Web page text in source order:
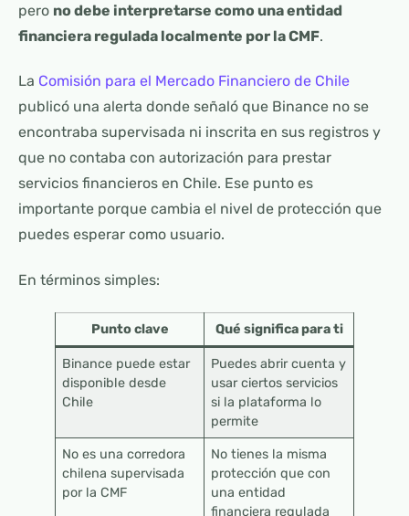
pero no debe interpretarse como una entidad
financiera regulada localmente por la CMF.
La Comisión para el Mercado Financiero de Chile
publicó una alerta donde señaló que Binance no se
encontraba supervisada ni inscrita en sus registros y
que no contaba con autorización para prestar
servicios financieros en Chile. Ese punto es
importante porque cambia el nivel de protección que
puedes esperar como usuario.
En términos simples:
Punto clave Qué significa para ti
Binance puede estar
disponible desde
Chile
Puedes abrir cuenta y
usar ciertos servicios
si la plataforma lo
permite
No es una corredora
chilena supervisada
por la CMF
No tienes la misma
protección que con
una entidad
financiera regulada